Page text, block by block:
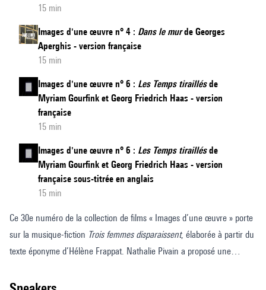
15 min
Images d'une œuvre n° 4 : Dans le murde Georges
Aperghis - version française
15 min
Images d'une œuvre n° 6 : Les Temps tiraillésde
Myriam Gourfink et Georg Friedrich Haas - version
française
15 min
Images d'une œuvre n° 6 : Les Temps tiraillésde
Myriam Gourfink et Georg Friedrich Haas - version
française sous-titrée en anglais
15 min
Ce 30e numéro de la collection de films « Images d’une œuvre » porte
sur la musique-fiction Trois femmes disparaissent, élaborée à partir du
texte éponyme d’Hélène Frappat. Nathalie Pivain a proposé une
ils ont imaginé des images de ce texte grâce au son et au dispositif